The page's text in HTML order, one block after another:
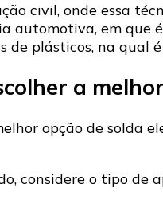
civil, onde essa
automotiva, em que
de plásticos, na qual
a
opção de solda
considere o tipo de